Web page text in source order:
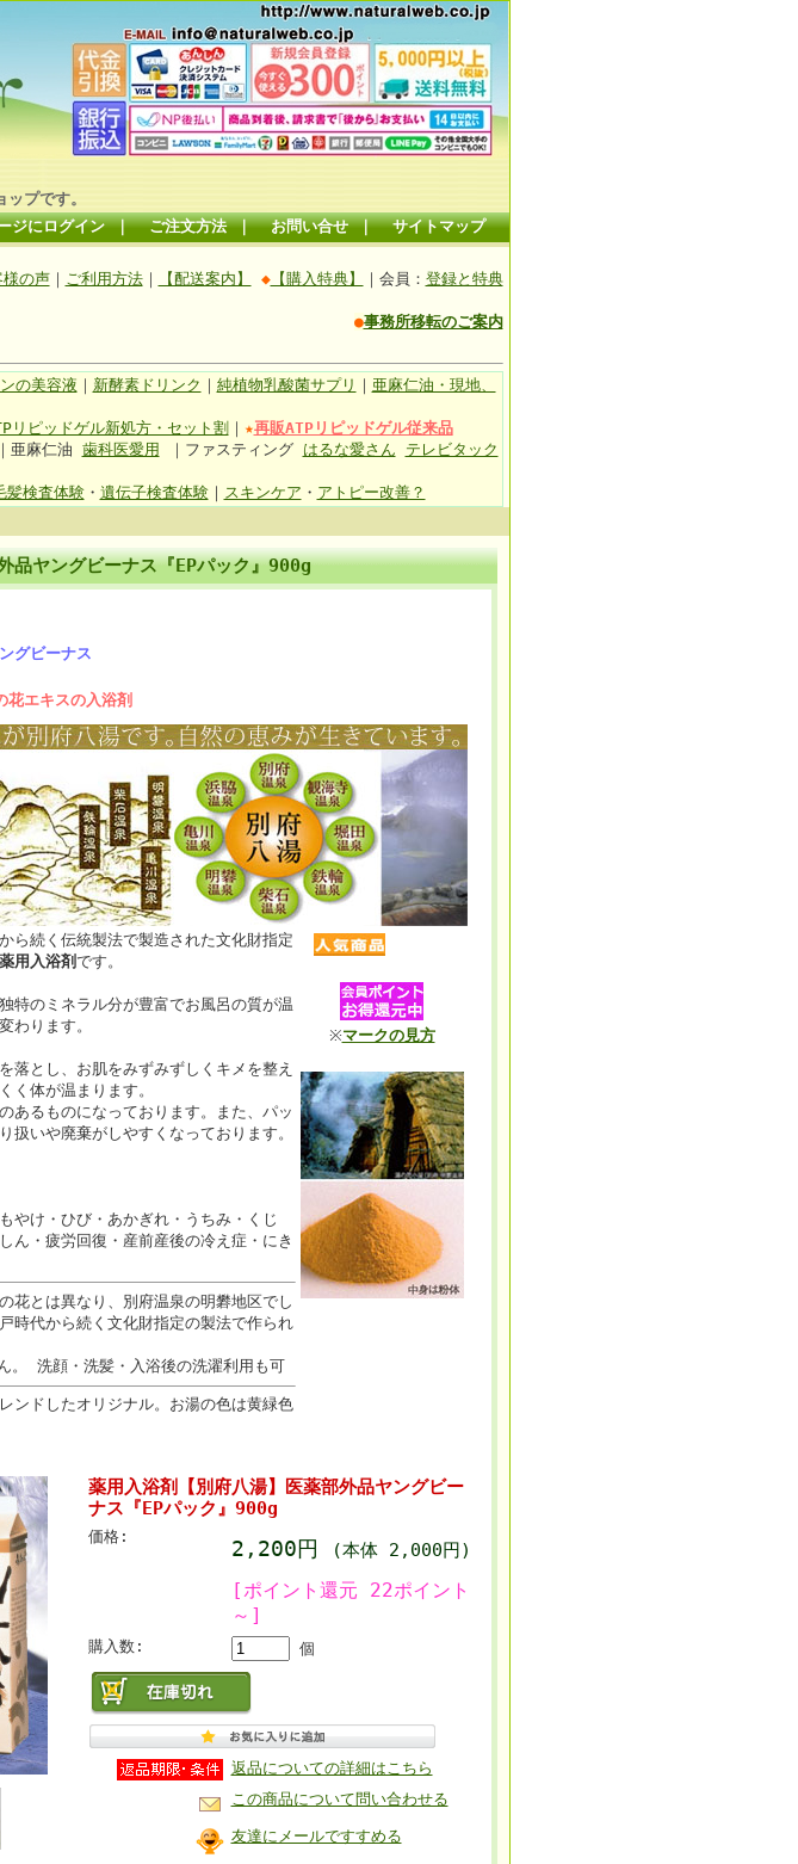
プです。
ジにログイン｜ ご注文方法｜ お問い合せ｜ サイトマップ
様の声｜ ご利用方法｜ 【配送案内】 ◆【購入特典】 ｜会員： 登録と特典
●事務所移転のご案内
の美容液 ｜ 新酵素ドリンク ｜ 純植物乳酸菌サプリ ｜ 亜麻仁油・現地、
リピッドゲル新処方・セット割 ｜ ★再販ATPリピッドゲル従来品
｜亜麻仁油 歯科医愛用 ｜ファスティング はるな愛さん
テレビタック
髪検査体験・ 遺伝子検査体験｜ スキンケア ・ アトピー改善？
品ヤングビーナス『EPパック』900g
グビーナス
エキスの入浴剤
ら続く伝統製法で製造された文化財指定
用入浴剤です。
特のミネラル分が豊富でお風呂の質が温
わります。
落とし、お肌をみずみずしくキメを整え
く体が温まります。
あるものになっております。また、パッ
扱いや廃棄がしやすくなっております。
やけ・ひび・あかぎれ・うちみ・くじ
ん・疲労回復・産前産後の冷え症・にき
花とは異なり、別府温泉の明礬地区でし
時代から続く文化財指定の製法で作られ
洗顔・洗髪・入浴後の洗濯利用も可
ンドしたオリジナル。お湯の色は黄緑色
※マークの見方
薬用入浴剤【別府八湯】医薬部外品ヤングビー
ナス『EPパック』900g
価格: 2,200円 (本体 2,000円)
[ポイント還元 22ポイント
～]
購入数: 個
返品についての詳細はこちら
この商品について問い合わせる
友達にメールですすめる